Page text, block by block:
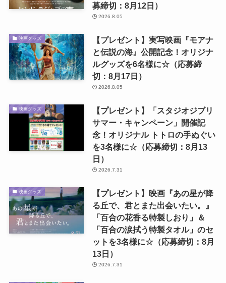
募締切：8月12日）
2026.8.05
映画グッズ
【プレゼント】実写映画『モアナ
と伝説の海』公開記念！オリジナ
ルグッズを6名様に☆（応募締
切：8月17日）
2026.8.05
映画グッズ
【プレゼント】「スタジオジブリ
サマー・キャンペーン」開催記
念！オリジナル トトロの手ぬぐい
を3名様に☆（応募締切：8月13
日）
2026.7.31
映画グッズ
【プレゼント】映画『あの星が降
る丘で、君とまた出会いたい。』
「百合の花香る特製しおり」＆
「百合の涙拭う特製タオル」のセ
ットを3名様に☆（応募締切：8月
13日）
2026.7.31